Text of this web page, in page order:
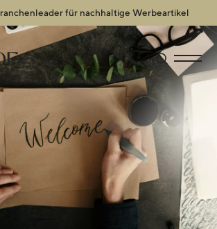
für nachhaltige Werbeartikel
Suche
Menü